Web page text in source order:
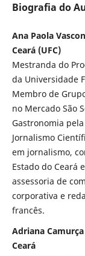
Biografia do
Ana Paola
Ceará (UFC)
Mestranda do
da Universidade
Membro de
no Mercado São
Gastronomia
Jornalismo
em jornalismo,
Estado do Ceará
assessoria de
corporativa e
francês.
Adriana
Ceará